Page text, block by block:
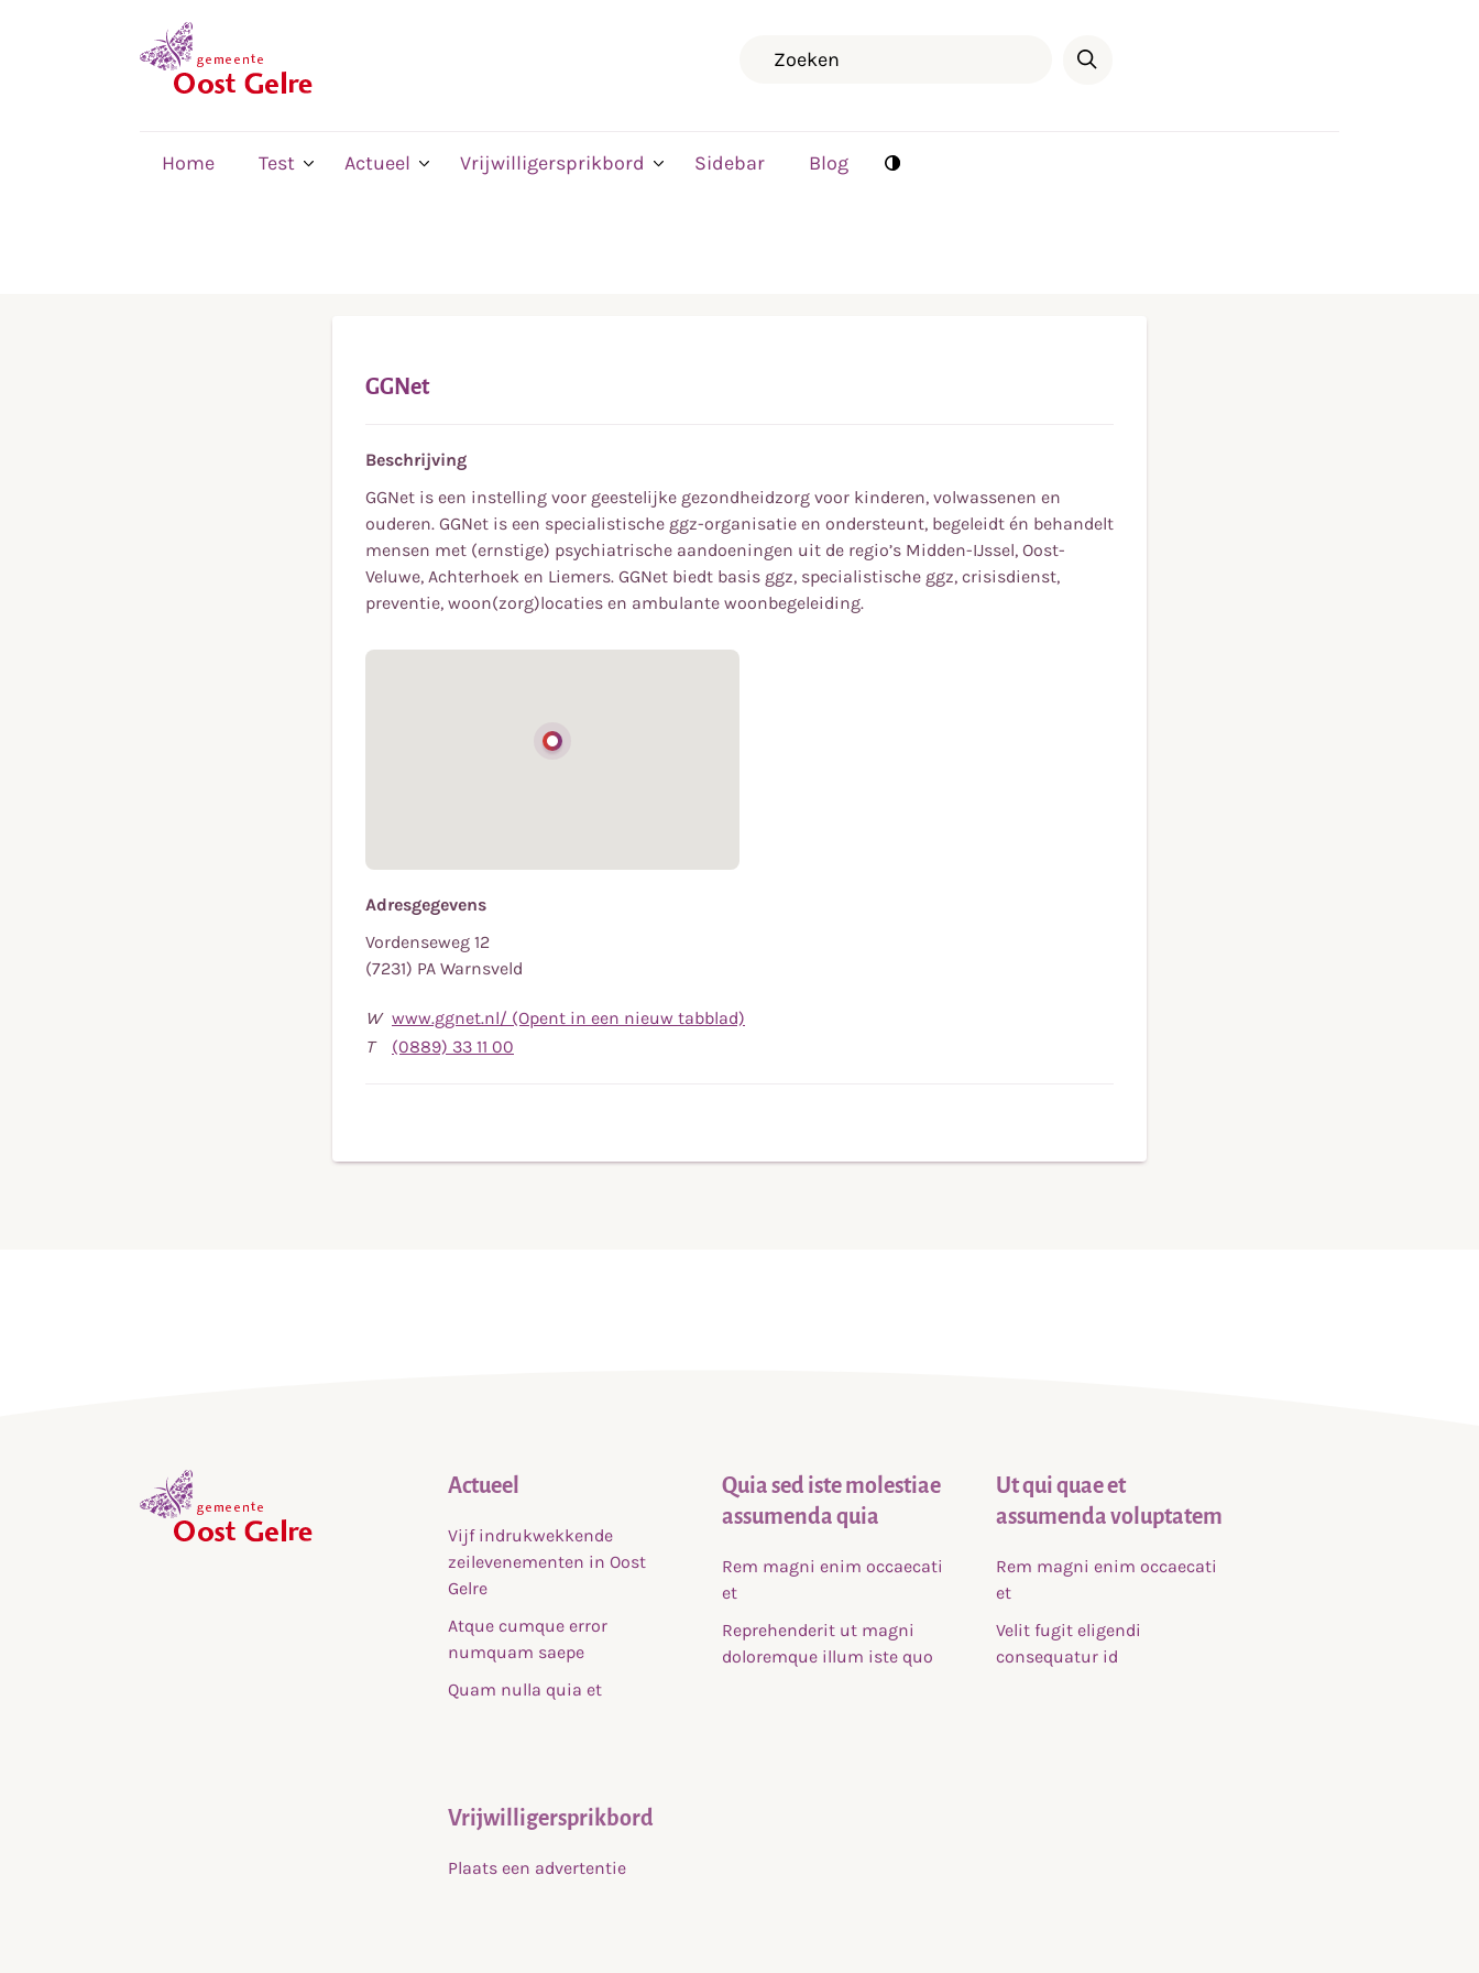
Home Test Actueel Vrijwilligersprikbord Sidebar Blog
GGNet
Beschrijving
GGNet is een instelling voor geestelijke gezondheidzorg voor kinderen, volwassenen en
ouderen. GGNet is een specialistische ggz-organisatie en ondersteunt, begeleidt én behandelt
mensen met (ernstige) psychiatrische aandoeningen uit de regio’s Midden-IJssel, Oost-
Veluwe, Achterhoek en Liemers. GGNet biedt basis ggz, specialistische ggz, crisisdienst,
preventie, woon(zorg)locaties en ambulante woonbegeleiding.
Adresgegevens
Vordenseweg 12
(7231) PA Warnsveld
W www.ggnet.nl/ (Opent in een nieuw tabblad)
T
(0889) 33 11 00
33
Actueel
Vijf indrukwekkende
zeilevenementen in Oost
Gelre
Atque cumque error
numquam saepe
Quam nulla quia et
Quia sed iste molestiae
assumenda quia
Rem magni enim occaecati
et
Reprehenderit ut magni
doloremque illum iste quo
Ut qui quae et
assumenda voluptatem
Rem magni enim occaecati
et
Velit fugit eligendi
consequatur id
Vrijwilligersprikbord
Plaats een advertentie